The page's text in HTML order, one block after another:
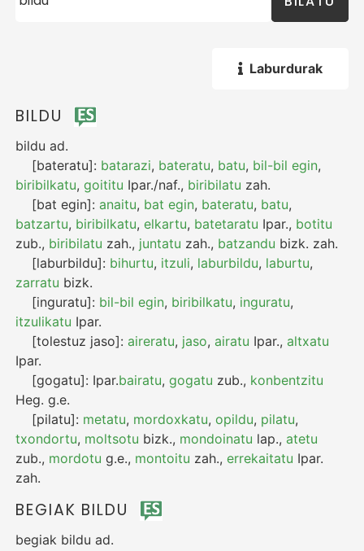
Laburdurak
BILDU
bildu ad.
[bateratu]: batarazi, bateratu, batu, bil-bil egin,
biribilkatu,goititu Ipar./naf., biribilatu zah.
[bat egin]:anaitu, bat egin, bateratu, batu,
batzartu, biribilkatu,elkartu, batetaratu Ipar., botitu
zub., biribilatu zah., juntatu zah., batzandu bizk. zah.
[laburbildu]: bihurtu, itzuli, laburbildu, laburtu,
zarratu bizk.
[inguratu]: bil-bil egin, biribilkatu, inguratu,
itzulikatu Ipar.
[tolestuz jaso]:aireratu, jaso,airatu Ipar.,altxatu
Ipar.
[gogatu]: Ipar.bairatu,gogatu zub., konbentzitu
Heg. g.e.
[pilatu]: metatu, mordoxkatu,opildu, pilatu,
txondortu, moltsotu bizk., mondoinatu lap.,atetu
zub., mordotu g.e., montoitu zah.,errekaitatu Ipar.
zah.
BEGIAK BILDU
begiak bildu ad.